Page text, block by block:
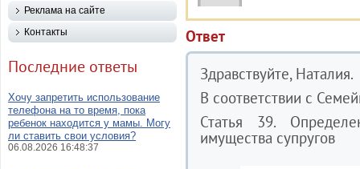
Ответ
Здравствуйте, Наталия.
В соответствии с
Статья 39.
имущества супругов
Реклама на сайте
Контакты
Последние ответы
Хочу запретить использование
телефона на то время, пока
ребенок находится у мамы. Могу
ли ставить свои условия?
06.08.2026 16:48:37